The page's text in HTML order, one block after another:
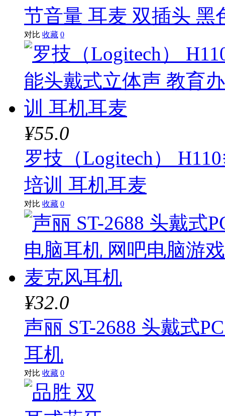
节音量 耳麦 双插头 黑
对比 收藏 0
¥55.0
罗技（Logitech）
培训 耳机耳麦
对比 收藏 0
¥32.0
声丽 ST-2688 头戴式
耳机
对比 收藏 0